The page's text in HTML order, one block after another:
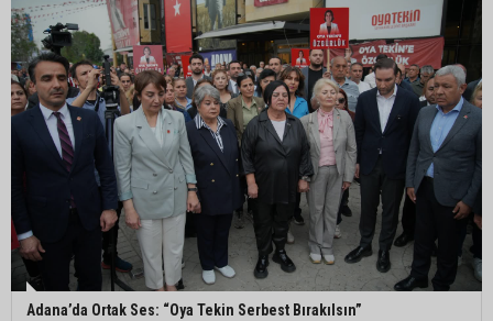
Ceyhan’da asfalt çalışmaları sürüyor
Ceyhan’da açık hava sineması keyfi iki farklı
parkta devam ediyor
5. Yunusoğlu Futbol Turnuvası’nda final heyecanı
Adana’da Ortak Ses: “Oya Tekin Serbest Bırakılsın”